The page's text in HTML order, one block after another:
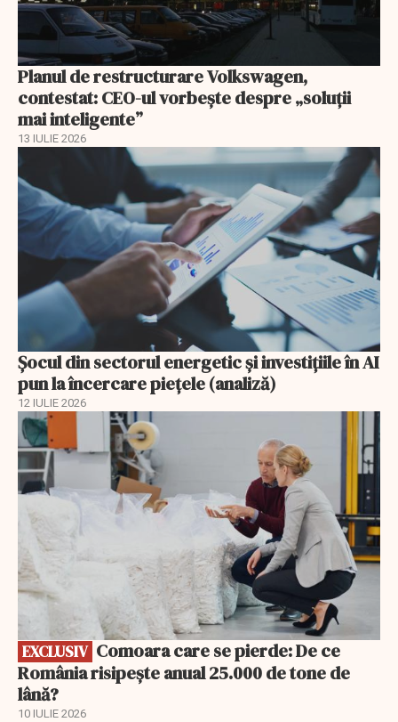
Planul de restructurare Volkswagen,
contestat: CEO-ul vorbește despre „soluții
mai inteligente”
13 IULIE 2026
Șocul din sectorul energetic și investițiile în AI
pun la încercare piețele (analiză)
12 IULIE 2026
EXCLUSIV
EXCLUSIV
România risipește anual 25.000 de tone de
lână?
10 IULIE 2026